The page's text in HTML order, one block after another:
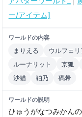
ー/アイテム]
ワールドの内容
まりえる ウルフェリ
ルーナリット
京狐
沙猫
狛乃 碼希
ワールドの説明
ひゅうがなつみかん